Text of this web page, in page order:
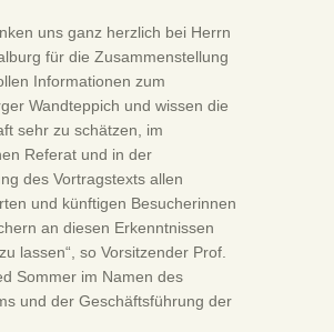
uns ganz herzlich bei Herrn
für die Zusammenstellung
Informationen zum
Wandteppich und wissen die
sehr zu schätzen, im
Referat und in der
des Vortragstexts allen
und künftigen Besucherinnen
an diesen Erkenntnissen
lassen“, so Vorsitzender Prof.
Sommer im Namen des
und der Geschäftsführung der